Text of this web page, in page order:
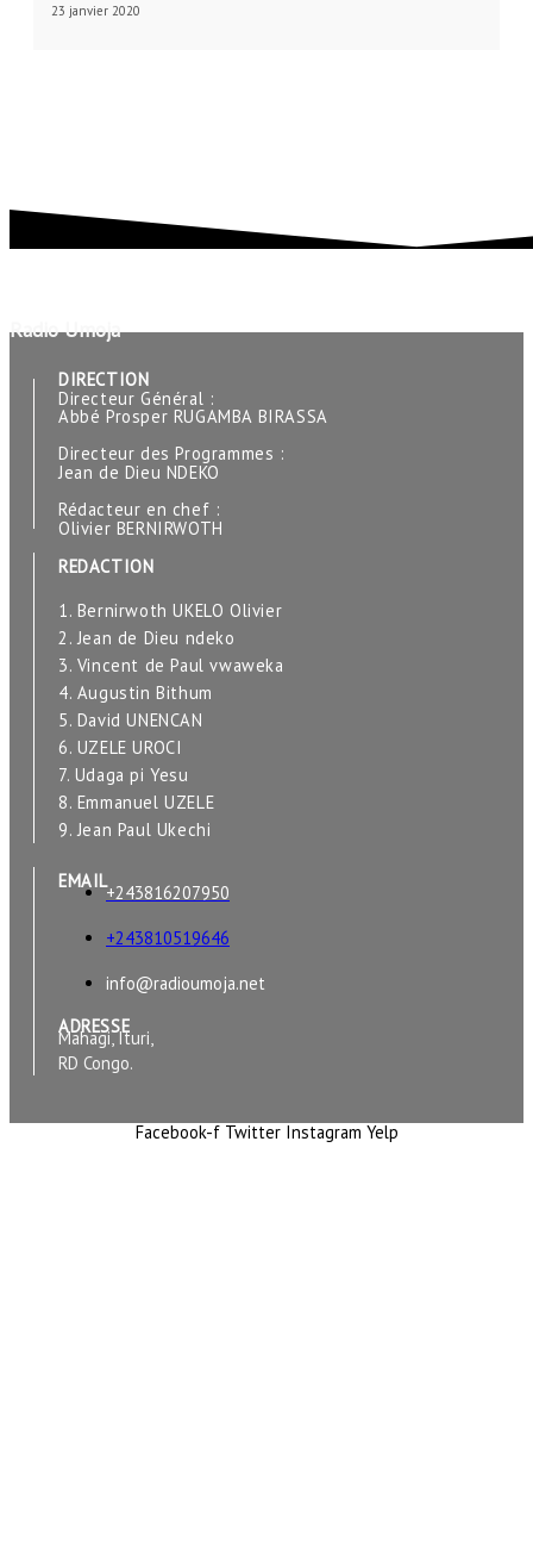
23 janvier 2020
Radio Umoja
DIRECTION
Directeur Général :
Abbé Prosper RUGAMBA BIRASSA
Directeur des Programmes :
Jean de Dieu NDEKO
Rédacteur en chef :
Olivier BERNIRWOTH
REDACTION
1. Bernirwoth UKELO Olivier
2. Jean de Dieu ndeko
3. Vincent de Paul vwaweka
4. Augustin Bithum
5. David UNENCAN
6. UZELE UROCI
7. Udaga pi Yesu
8. Emmanuel UZELE
9. Jean Paul Ukechi
EMAIL
+243816207950
+243810519646
info@radioumoja.net
ADRESSE
Mahagi, Ituri,
RD Congo.
Facebook-f Twitter Instagram Yelp